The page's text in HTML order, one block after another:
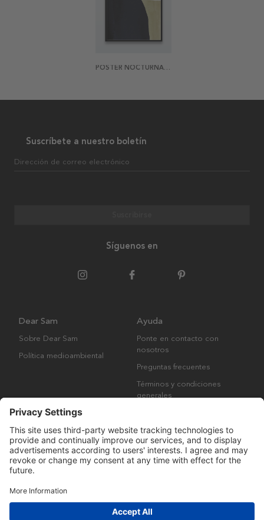
POSTER NOCTURNAL WATERFALL
Suscríbete a nuestro boletín
Dirección de correo electrónico
Síguenos en
Dear Sam
Sobre Dear Sam
Política medioambiental
Ayuda
Ponte en contacto con
nosotros
Preguntas frecuentes
Términos y condiciones
generales
Derechos de autor © Many Brands AB 2023. Todos los derechos